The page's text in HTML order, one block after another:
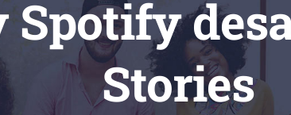
Spotify
Stories